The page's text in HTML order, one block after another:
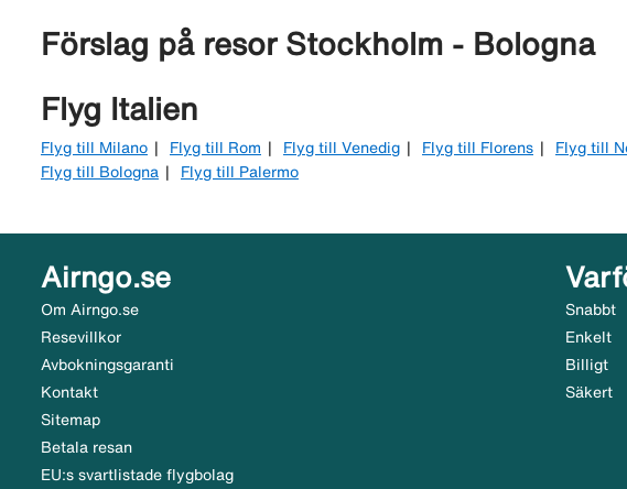
Förslag på resor Stockholm - Bologna
Flyg Italien
Flyg till Milano Flyg till Rom Flyg till Venedig Flyg till Florens Flyg till
Flyg till Bologna
Flyg till Palermo
Airngo.se
Om Airngo.se
Resevillkor
Avbokningsgaranti
Kontakt
Sitemap
Betala resan
EU:s svartlistade flygbolag
Snabbt
Enkelt
Billigt
Säkert